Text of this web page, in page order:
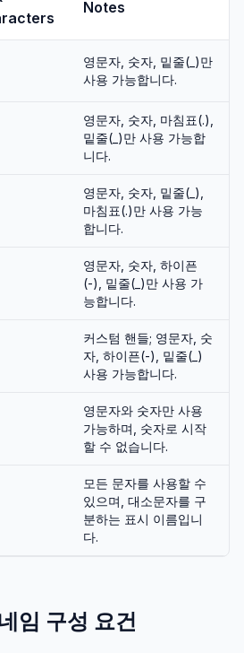
Notes
영문자, 숫자, 밑줄(_)만
사용 가능합니다.
영문자, 숫자, 마침표(.),
밑줄(_)만 사용 가능합
니다.
영문자, 숫자, 밑줄(_),
마침표(.)만 사용 가능
합니다.
영문자, 숫자, 하이픈
(-), 밑줄(_)만 사용 가
능합니다.
커스텀 핸들; 영문자, 숫
자, 하이픈(-), 밑줄(_)
사용 가능합니다.
영문자와 숫자만 사용
가능하며, 숫자로 시작
할 수 없습니다.
모든 문자를 사용할 수
있으며, 대소문자를 구
분하는 표시 이름입니
다.
임 구성 요건